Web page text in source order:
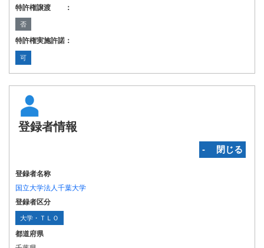
特許権譲渡 ：
否
特許権実施許諾：
可
登録者情報
‐ 閉じる
登録者名称
国立大学法人千葉大学
登録者区分
大学・ＴＬＯ
都道府県